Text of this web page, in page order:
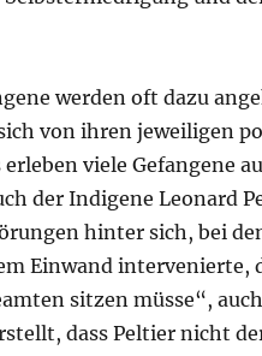
werden oft dazu
von ihren jeweiligen
viele Gefangene
der Indigene Leonard
hinter sich, bei
Einwand intervenierte,
sitzen müsse“,
dass Peltier nicht